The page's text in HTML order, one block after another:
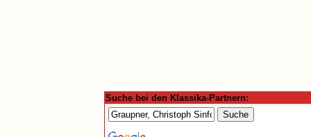
Suche bei den Klassika-Partnern: